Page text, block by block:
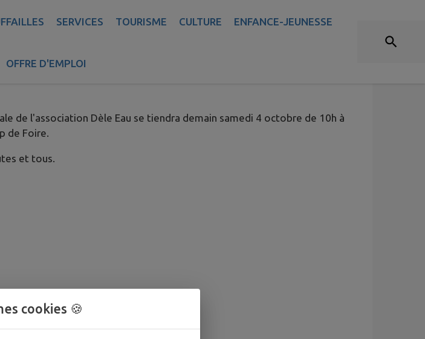
SERVICES TOURISME CULTURE ENFANCE-JEUNESSE
OFFRE D'EMPLOI
octobre 2025 - Chauffailles
de l'association Dèle Eau se tiendra demain samedi 4 octobre de 10h à
de Foire.
et tous.
cookies 🍪